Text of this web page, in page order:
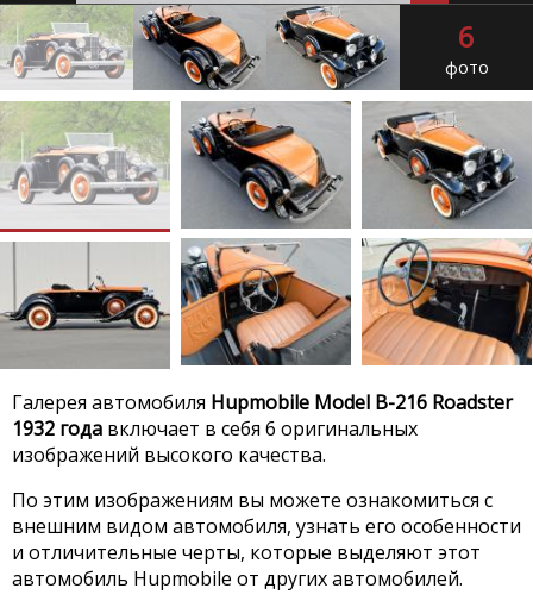
6
фото
Галерея автомобиля Hupmobile Model B-216 Roadster
1932 года включает в себя 6 оригинальных
изображений высокого качества.
По этим изображениям вы можете ознакомиться с
внешним видом автомобиля, узнать его особенности
и отличительные черты, которые выделяют этот
автомобиль Hupmobile от других автомобилей.